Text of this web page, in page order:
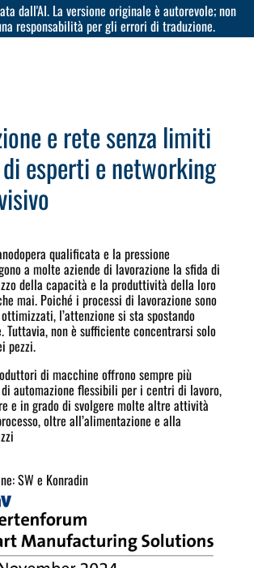
dall'AI. La versione originale è autorevole; non
responsabilità per gli errori di traduzione.
e rete senza limiti
esperti e networking
qualificata e la pressione
a molte aziende di lavorazione la sfida di
della capacità e la produttività della loro
mai. Poiché i processi di lavorazione sono
l’attenzione si sta spostando
Tuttavia, non è sufficiente concentrarsi solo
pezzi.
di macchine offrono sempre più
automazione flessibili per i centri di lavoro,
e in grado di svolgere molte altre attività
oltre all’alimentazione e alla
SW e Konradin